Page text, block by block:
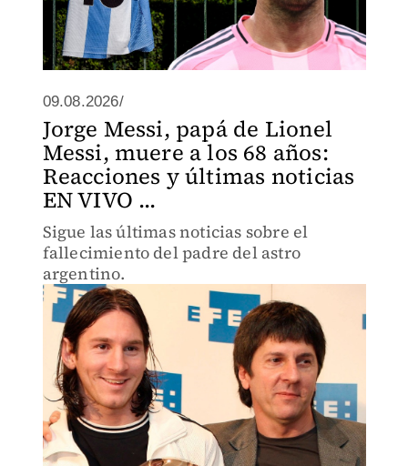
09.08.2026/
Jorge Messi, papá de Lionel
Messi, muere a los 68 años:
Reacciones y últimas noticias
EN VIVO ...
Sigue las últimas noticias sobre el
fallecimiento del padre del astro
argentino.